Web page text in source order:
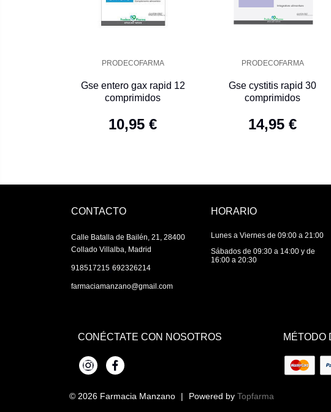
PRODECOFARMA
Gse entero gax rapid 12
comprimidos
10,95 €
PRODECOFARMA
Gse cystitis rapid 30
comprimidos
14,95 €
CONTACTO
Calle Batalla de Bailén, 21, 28400
Collado Villalba, Madrid
918517215 692326214
farmaciamanzano@gmail.com
HORARIO
Lunes a Viernes de 09:00 a 21:00
Sábados de 09:30 a 14:00 y de
16:00 a 20:30
CONÉCTATE CON NOSOTROS
InstagramFacebook
MÉTODO
© 2026 Farmacia Manzano | Powered by Topfarma